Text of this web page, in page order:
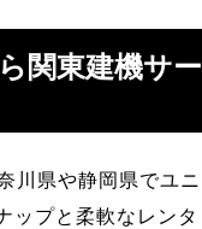
関東建機サー
川県や静岡県でユニ
ップと柔軟なレンタ